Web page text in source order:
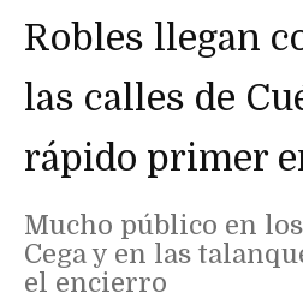
Robles llegan
las calles de
rápido primer
Mucho público en
Cega y en las
el encierro